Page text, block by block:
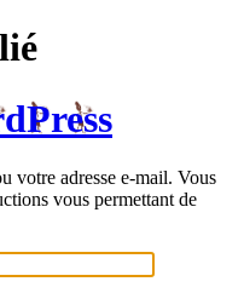
votre adresse e-mail. Vous
vous permettant de